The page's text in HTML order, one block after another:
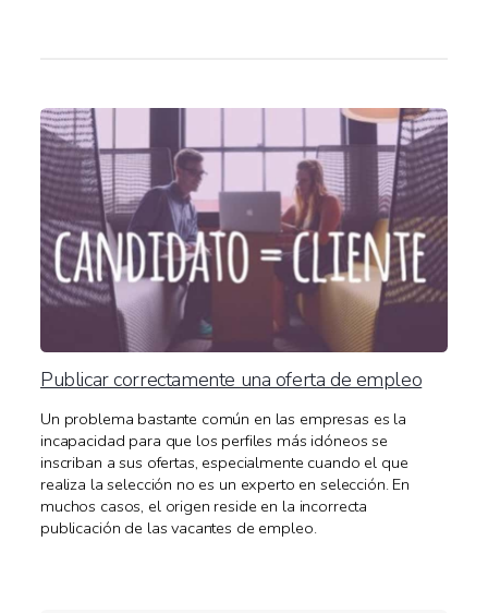
Publicar correctamente una oferta de empleo
Un problema bastante común en las empresas es la
incapacidad para que los perfiles más idóneos se
inscriban a sus ofertas, especialmente cuando el que
realiza la selección no es un experto en selección. En
muchos casos, el origen reside en la incorrecta
publicación de las vacantes de empleo.